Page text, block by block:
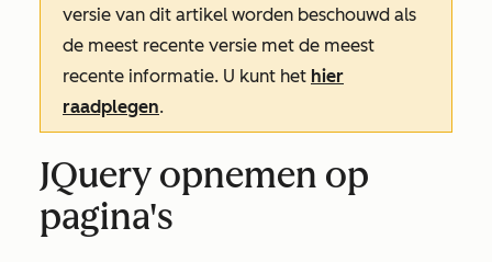
versie van dit artikel worden beschouwd als
de meest recente versie met de meest
recente informatie. U kunt het hier
raadplegen.
JQuery opnemen op
pagina's